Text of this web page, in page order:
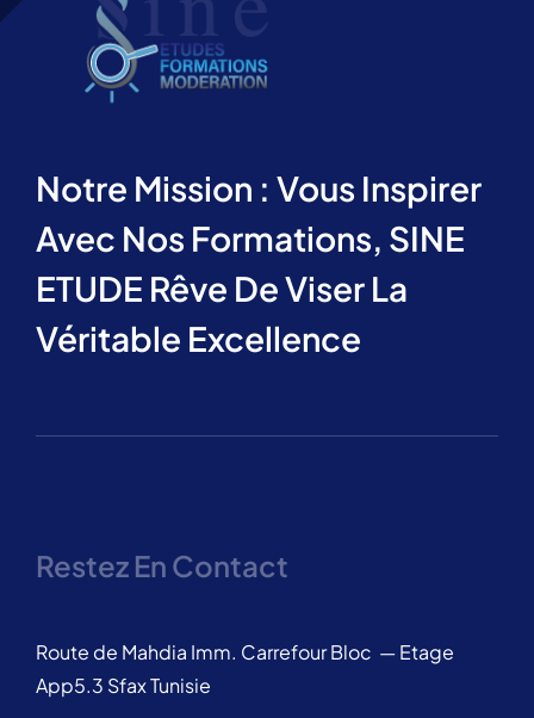
Notre Mission : Vous Inspirer
Avec Nos Formations, SINE
ETUDE Rêve De Viser La
Véritable Excellence
Restez En Contact
Route de Mahdia Imm. Carrefour Bloc — Etage
App5.3 Sfax Tunisie